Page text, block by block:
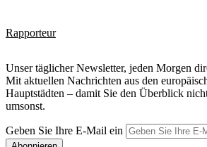
Rapporteur
Unser täglicher Newsletter, jeden Morgen
Mit aktuellen Nachrichten aus den
Hauptstädten – damit Sie den Überblick
umsonst.
Geben Sie Ihre E-Mail ein